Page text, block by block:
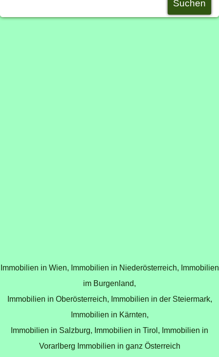
Immobilien in Wien, Immobilien in Niederösterreich, Immobilien
im Burgenland,
Immobilien in Oberösterreich, Immobilien in der Steiermark,
Immobilien in Kärnten,
Immobilien in Salzburg, Immobilien in Tirol, Immobilien in
Vorarlberg Immobilien in ganz Österreich